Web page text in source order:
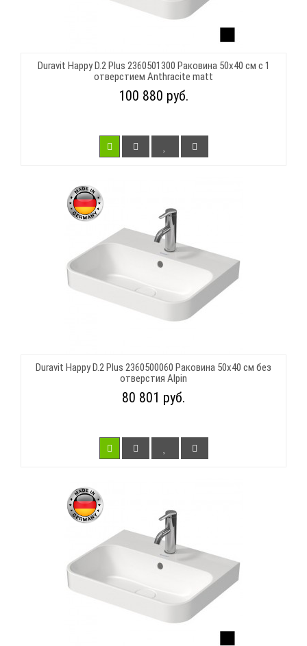
Duravit Happy D.2 Plus 2360501300 Раковина 50х40 см с 1
отверстием Anthracite matt
100 880 руб.
Duravit Happy D.2 Plus 2360500060 Раковина 50х40 см без
отверстия Alpin
80 801 руб.